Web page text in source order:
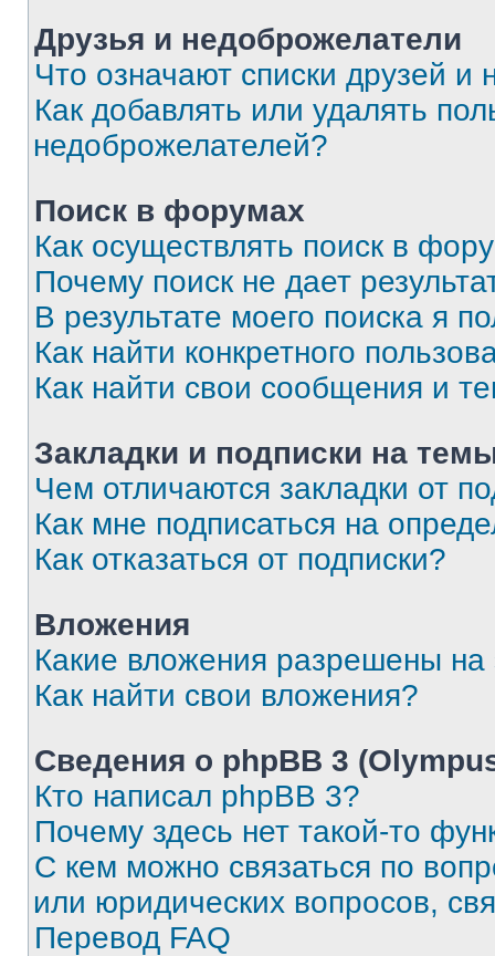
Друзья и недоброжелатели
Что означают списки друзей и
Как добавлять или удалять
недоброжелателей?
Поиск в форумах
Как осуществлять поиск в
Почему поиск не дает
В результате моего поиска я
Как найти конкретного
Как найти свои сообщения и
Закладки и подписки на
Чем отличаются закладки от
Как мне подписаться на
Как отказаться от подписки?
Вложения
Какие вложения разрешены
Как найти свои вложения?
Сведения о phpBB 3
Кто написал phpBB 3?
Почему здесь нет такой-то
С кем можно связаться по
или юридических вопросов,
Перевод FAQ